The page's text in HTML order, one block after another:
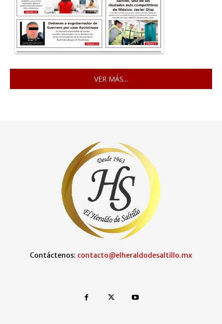
VER MÁS...
Contáctenos: contacto@elheraldodesaltillo.mx